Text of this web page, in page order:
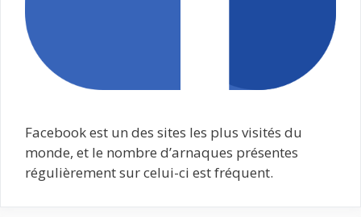
Facebook est un des sites les plus visités du
monde, et le nombre d’arnaques présentes
régulièrement sur celui-ci est fréquent.